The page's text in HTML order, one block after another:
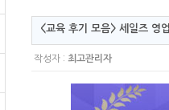
<교육 후기 모음> 세일즈 영
작성자 : 최고관리자